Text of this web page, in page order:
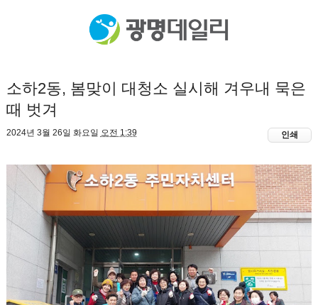
소하2동, 봄맞이 대청소 실시해 겨우내 묵은
때 벗겨
2024년 3월 26일 화요일 오전 1:39 인쇄